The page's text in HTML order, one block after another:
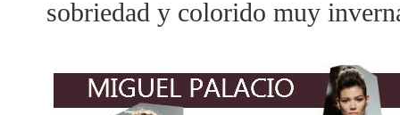
sobriedad y colorido muy